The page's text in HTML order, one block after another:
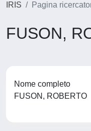
IRIS Pagina
FUSON,
Nome completo
FUSON, ROBERTO